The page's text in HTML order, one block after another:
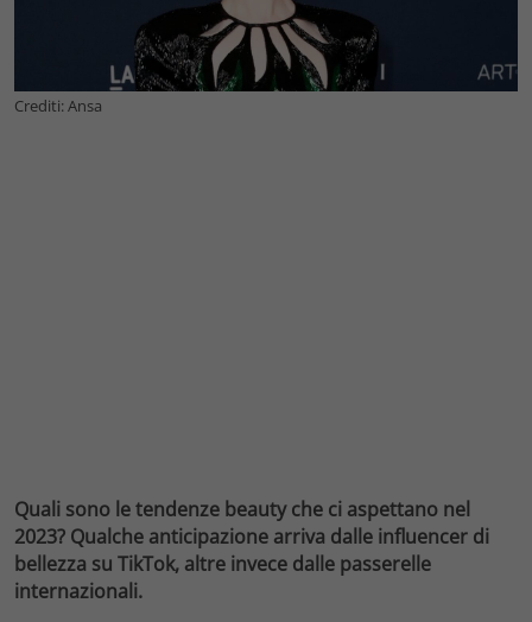
Crediti: Ansa
Quali sono le tendenze beauty che ci aspettano nel
2023? Qualche anticipazione arriva dalle influencer di
bellezza su TikTok, altre invece dalle passerelle
internazionali.